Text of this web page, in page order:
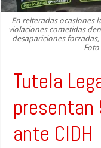
En reiteradas ocasiones
violaciones cometidas
desapariciones
Tutela
presentan
ante CIDH